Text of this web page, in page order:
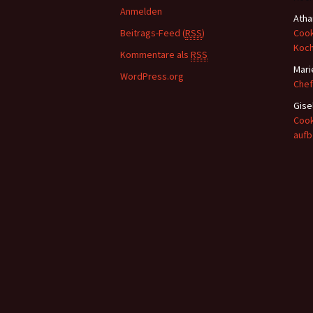
a
h
:
Anmelden
Beitrags-Feed (RSS)
Kommentare als RSS
WordPress.org